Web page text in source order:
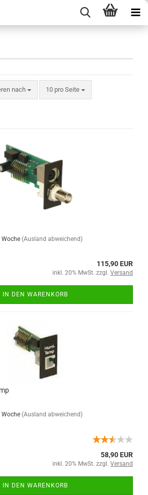
nach 10 pro Seite
Woche (Ausland abweichend)
115,90 EUR
inkl. 20% MwSt. zzgl. Versand
IN DEN WARENKORB
Woche (Ausland abweichend)
58,90 EUR
inkl. 20% MwSt. zzgl. Versand
IN DEN WARENKORB